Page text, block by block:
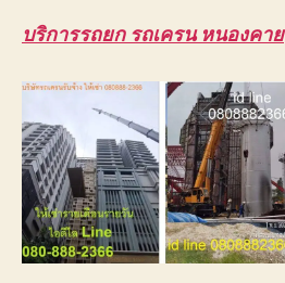
บริการรถยก รถเครน หนองคาย